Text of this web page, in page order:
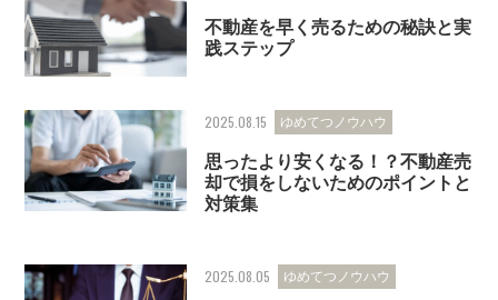
不動産を早く売るための秘訣と実
践ステップ
2025.08.15 ゆめてつノウハウ
思ったより安くなる！？不動産売
却で損をしないためのポイントと
対策集
2025.08.05 ゆめてつノウハウ